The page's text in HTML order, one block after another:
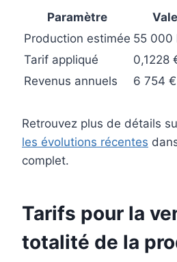
Paramètre
Production estimée 55 000
Tarif appliqué
0,1228
Revenus annuels
6 754 €
Retrouvez plus de détails
les évolutions récentes
complet.
Tarifs pour la
totalité de la